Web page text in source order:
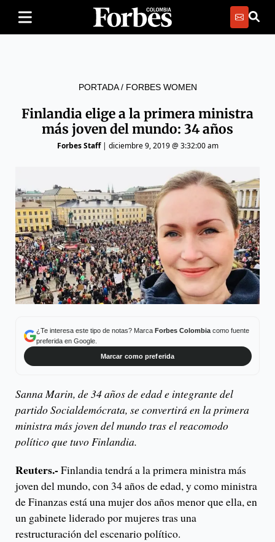
PORTADA/ FORBES WOMEN
Finlandia elige a la primera ministra
más joven del mundo: 34 años
Forbes Staff| diciembre 9, 2019 @ 3:32:00 am
¿Te interesa este tipo de notas? Marca Forbes Colombiacomo fuente
preferida en Google.
Marcar como preferida
Sanna Marin, de 34 años de edad e integrante del
partido Socialdemócrata, se convertirá en la primera
ministra más joven del mundo tras el reacomodo
político que tuvo Finlandia.
Reuters.- Finlandia tendrá a la primera ministra más
joven del mundo, con 34 años de edad, y como ministra
de Finanzas está una mujer dos años menor que ella, en
un gabinete liderado por mujeres tras una
restructuración del escenario político.